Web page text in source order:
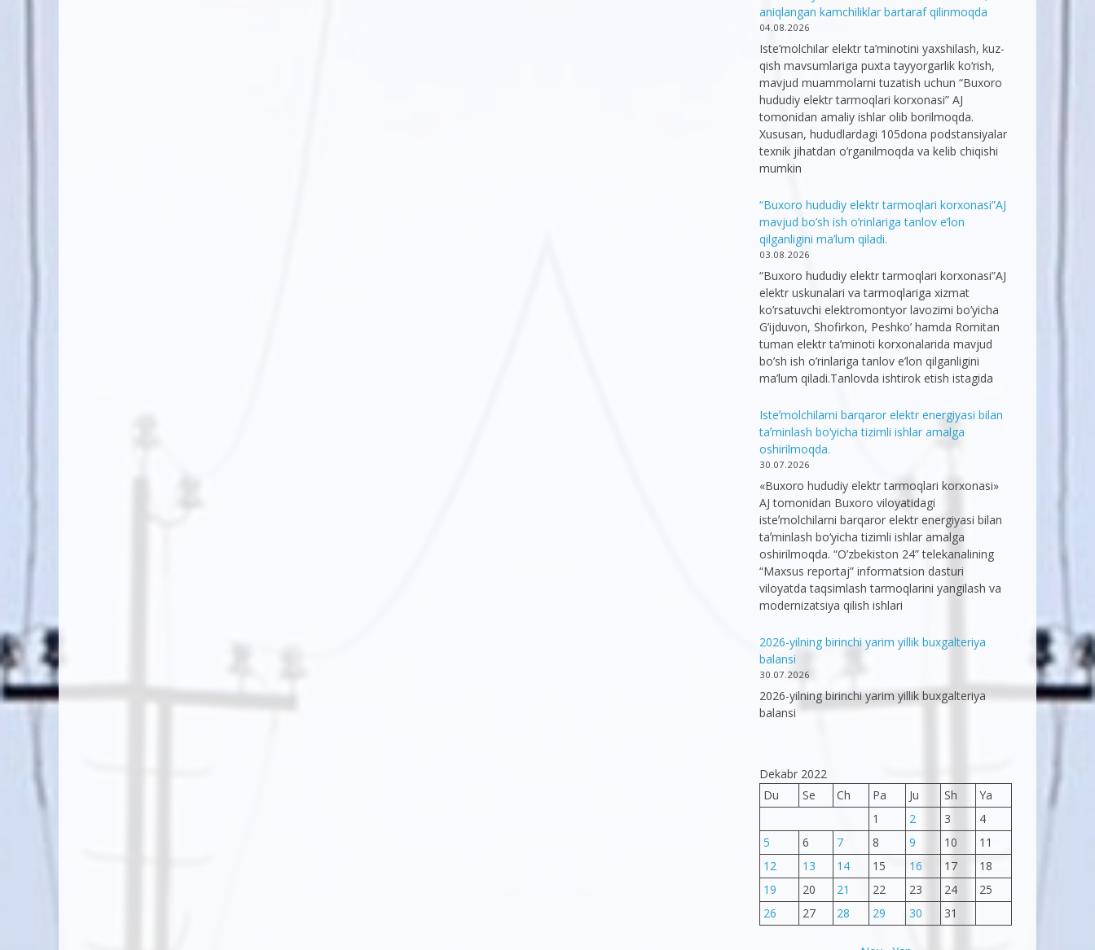
aniqlangan kamchiliklar bartaraf qilinmoqda
04.08.2026
Iste’molchilar elektr ta’minotini yaxshilash, kuz-
qish mavsumlariga puxta tayyorgarlik ko‘rish,
mavjud muammolarni tuzatish uchun “Buxoro
hududiy elektr tarmoqlari korxonasi” AJ
tomonidan amaliy ishlar olib borilmoqda.
Xususan, hududlardagi 105dona podstansiyalar
texnik jihatdan o’rganilmoqda va kelib chiqishi
mumkin
“Buxoro hududiy elektr tarmoqlari korxonasi”AJ
mavjud bo’sh ish o’rinlariga tanlov e’lon
qilganligini ma’lum qiladi.
03.08.2026
“Buxoro hududiy elektr tarmoqlari korxonasi”AJ
elektr uskunalari va tarmoqlariga xizmat
ko’rsatuvchi elektromontyor lavozimi bo’yicha
G’ijduvon, Shofirkon, Peshko’ hamda Romitan
tuman elektr ta’minoti korxonalarida mavjud
bo’sh ish o’rinlariga tanlov e’lon qilganligini
ma’lum qiladi.Tanlovda ishtirok etish istagida
Isteʼmolchilarni barqaror elektr energiyasi bilan
taʼminlash bo‘yicha tizimli ishlar amalga
oshirilmoqda.
30.07.2026
«Buxoro hududiy elektr tarmoqlari korxonasi»
AJ tomonidan Buxoro viloyatidagi
isteʼmolchilarni barqaror elektr energiyasi bilan
taʼminlash bo‘yicha tizimli ishlar amalga
oshirilmoqda. “O’zbekiston 24” telekanalining
“Maxsus reportaj” informatsion dasturi
viloyatda taqsimlash tarmoqlarini yangilash va
modernizatsiya qilish ishlari
2026-yilning birinchi yarim yillik buxgalteriya
balansi
30.07.2026
2026-yilning birinchi yarim yillik buxgalteriya
balansi
Dekabr 2022
Du
Se Ch Pa Ju Sh
Ya
1
2 3
4
5
6 7 8 9 10
11
12
13 14 15 16 17
18
19
20 21 22 23 24
25
26
27 28 29 30 31